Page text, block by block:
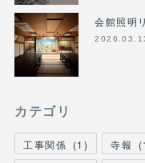
会館照明
カテゴリ
工事関係 (1 ) 寺報 (